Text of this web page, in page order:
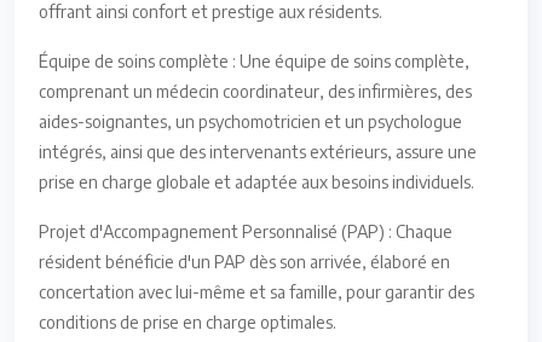
offrant ainsi confort et prestige aux résidents.
Équipe de soins complète : Une équipe de soins complète,
comprenant un médecin coordinateur, des infirmières, des
aides-soignantes, un psychomotricien et un psychologue
intégrés, ainsi que des intervenants extérieurs, assure une
prise en charge globale et adaptée aux besoins individuels.
Projet d'Accompagnement Personnalisé (PAP) : Chaque
résident bénéficie d'un PAP dès son arrivée, élaboré en
concertation avec lui-même et sa famille, pour garantir des
conditions de prise en charge optimales.